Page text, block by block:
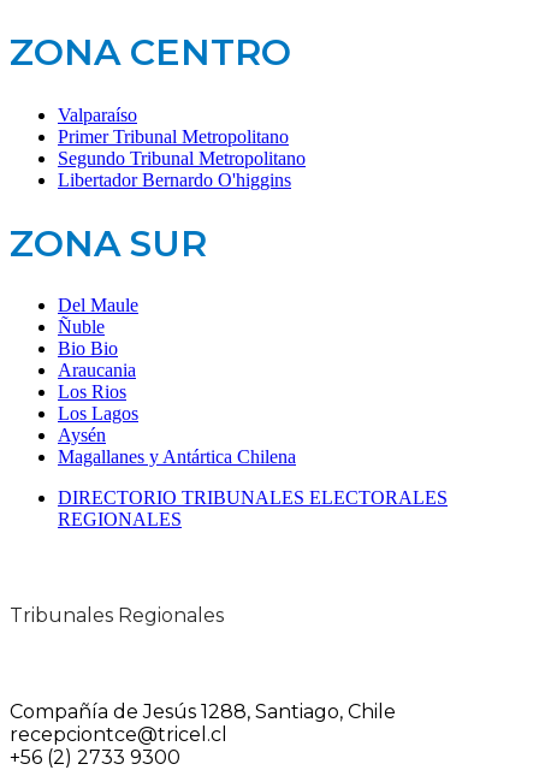
ZONA CENTRO
Valparaíso
Primer Tribunal Metropolitano
Segundo Tribunal Metropolitano
Libertador Bernardo O'higgins
ZONA SUR
Del Maule
Ñuble
Bio Bio
Araucania
Los Rios
Los Lagos
Aysén
Magallanes y Antártica Chilena
DIRECTORIO TRIBUNALES ELECTORALES
REGIONALES
Tribunales Regionales
Compañía de Jesús 1288, Santiago, Chile
recepciontce@tricel.cl
+56 (2) 2733 9300